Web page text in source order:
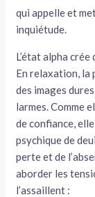
qui appelle et
inquiétude.
L’état alpha
En relaxation, la
des images
larmes. Comme
de confiance,
psychique de
perte et de
aborder les
l’assaillent :